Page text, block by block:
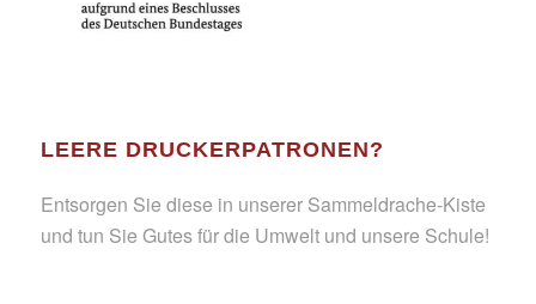
LEERE DRUCKERPATRONEN?
Entsorgen Sie diese in unserer Sammeldrache-Kiste
und tun Sie Gutes für die Umwelt und unsere Schule!